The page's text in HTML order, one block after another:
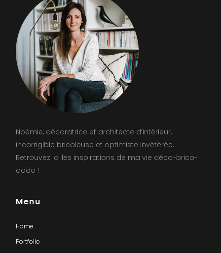
Noémie, décoratrice et architecte d’intérieur,
incorrigible bricoleuse et optimiste invétérée.
Retrouvez ici les inspirations de ma vie déco-brico-
dodo !
Menu
Home
Portfolio